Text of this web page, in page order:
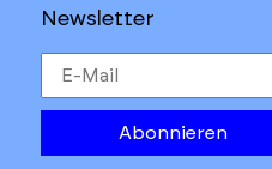
Newsletter
Abonnieren